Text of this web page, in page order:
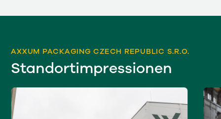
AXXUM PACKAGING CZECH REPUBLIC S.R.O.
Standortimpressionen